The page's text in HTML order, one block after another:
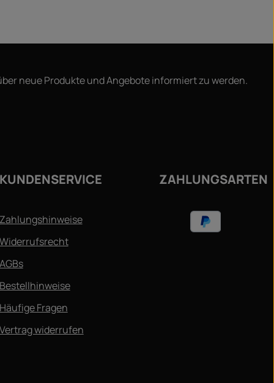
neue Produkte und Angebote informiert zu werden.
KUNDENSERVICE
Zahlungshinweise
Widerrufsrecht
AGBs
Bestellhinweise
Häufige Fragen
Vertrag widerrufen
ZAHLUNGSARTEN